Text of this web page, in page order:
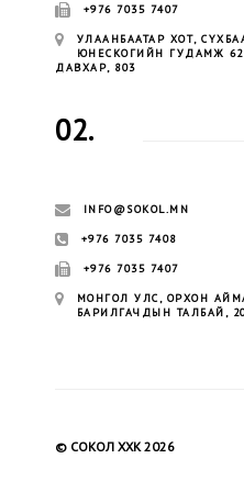
+976 7035 7407
УЛААНБААТАР ХОТ,
ЮНЕСКОГИЙН ГУДАМЖ 62,
ДАВХАР, 803
02.
INFO@SOKOL.MN
+976 7035 7408
+976 7035 7407
МОНГОЛ УЛС, ОРХОН
БАРИЛГАЧДЫН ТАЛБАЙ,
© СОКОЛ ХХК 2026